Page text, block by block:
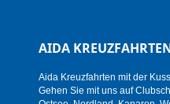
AIDA
Aida Kreuzfahrten mit der
Gehen Sie mit uns auf